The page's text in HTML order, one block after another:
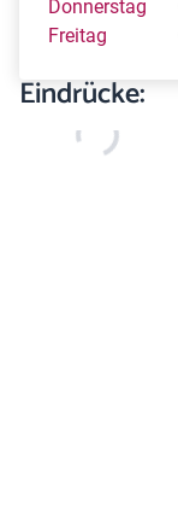
Donnerstag
Freitag
Eindrücke: